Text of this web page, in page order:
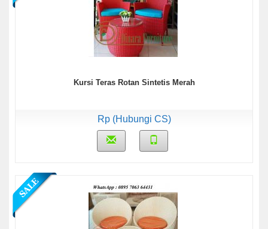
Kursi Teras Rotan Sintetis Merah
Rp (Hubungi CS)